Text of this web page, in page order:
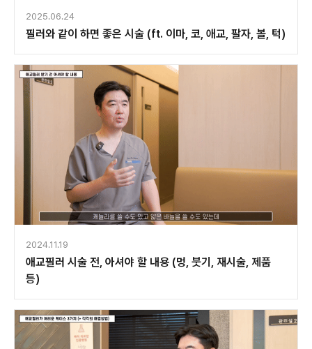
2025.06.24
필러와 같이 하면 좋은 시술 (ft. 이마, 코, 애교, 팔자, 볼, 턱)
2024.11.19
애교필러 시술 전, 아셔야 할 내용 (멍, 붓기, 재시술, 제품
등)